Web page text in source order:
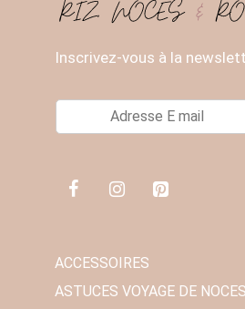
Inscrivez-vous à la
E
ACCESSOIRES
ASTUCES VOYAGE DE NOCES